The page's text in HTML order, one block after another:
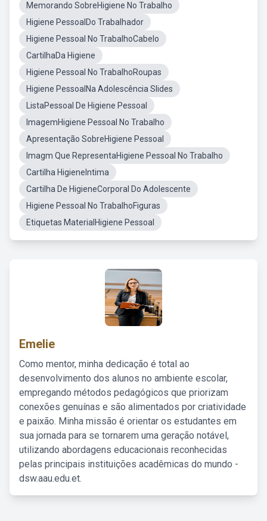
Memorando SobreHigiene No Trabalho
Higiene PessoalDo Trabalhador
Higiene Pessoal No TrabalhoCabelo
CartilhaDa Higiene
Higiene Pessoal No TrabalhoRoupas
Higiene PessoalNa Adolescência Slides
ListaPessoal De Higiene Pessoal
ImagemHigiene Pessoal No Trabalho
Apresentação SobreHigiene Pessoal
Imagm Que RepresentaHigiene Pessoal No Trabalho
Cartilha HigieneIntima
Cartilha De HigieneCorporal Do Adolescente
Higiene Pessoal No TrabalhoFiguras
Etiquetas MaterialHigiene Pessoal
Emelie
Como mentor, minha dedicação é total ao
desenvolvimento dos alunos no ambiente escolar,
empregando métodos pedagógicos que priorizam
conexões genuínas e são alimentados por criatividade
e paixão. Minha missão é orientar os estudantes em
sua jornada para se tornarem uma geração notável,
utilizando abordagens educacionais reconhecidas
pelas principais instituições acadêmicas do mundo -
dsw.aau.edu.et.